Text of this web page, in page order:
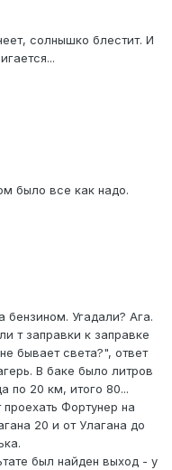
солнышко блестит. И
было все как надо.
бензином. Угадали? Ага.
т заправки к заправке
бывает света?", ответ
В баке было литров
по 20 км, итого 80...
Фортунер на
20 и от Улагана до
был найден выход - у